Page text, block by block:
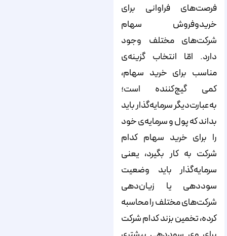
فرصت‌های فراوانی برای
خریدوفروش سهام
شرکت‌های مختلف وجود
دارد. امّا انتخاب گزینه‌ی
مناسب برای خرید سهام،
کمی گیج‌کننده است؛
به‌عبارت‌دیگر سرمایه‌گذار باید
بداند که پول و سرمایه‌ی خود
را برای خرید سهام کدام
شرکت به کار بگیرد، یعنی
سرمایه‌گذار باید وضعیت
سوددهی یا زیان‌دهی
شرکت‌های مختلف را محاسبه
کرده، تخمین بزند کدام شرکت